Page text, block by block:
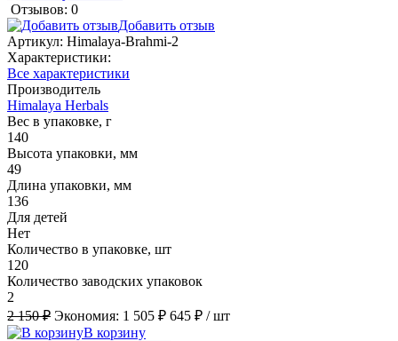
Отзывов: 0
Добавить отзыв
Артикул: Himalaya-Brahmi-2
Характеристики:
Все характеристики
Производитель
Himalaya Herbals
Вес в упаковке, г
140
Высота упаковки, мм
49
Длина упаковки, мм
136
Для детей
Нет
Количество в упаковке, шт
120
Количество заводских упаковок
2
2 150 ₽ Экономия: 1 505 ₽ 645 ₽ / шт
В корзину